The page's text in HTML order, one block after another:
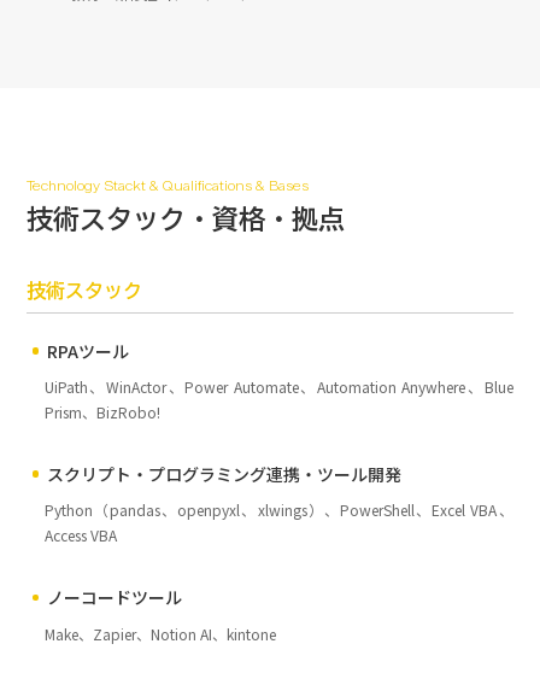
Technology Stackt & Qualifications & Bases
技術スタック・資格・拠点
技術スタック
RPAツール
UiPath、WinActor、Power Automate、Automation Anywhere、Blue
Prism、BizRobo!
スクリプト・プログラミング連携・ツール開発
Python（pandas、openpyxl、xlwings）、PowerShell、Excel VBA、
Access VBA
ノーコードツール
Make、Zapier、Notion AI、kintone